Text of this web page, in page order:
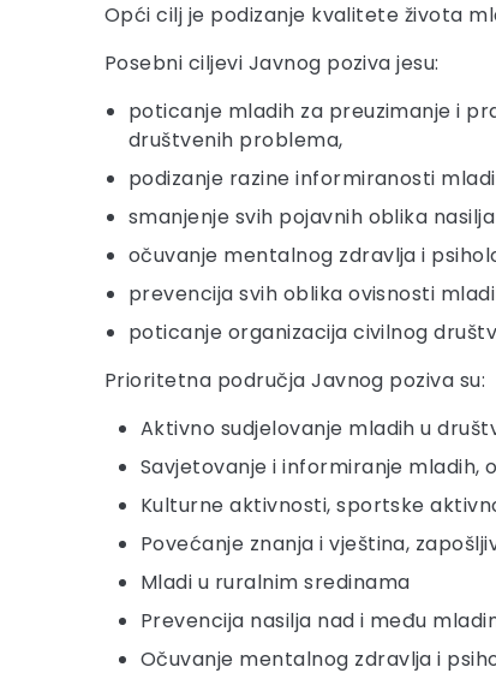
Opći cilj je podizanje kvalitete života
Posebni ciljevi Javnog poziva jesu:
poticanje mladih za preuzimanje i
društvenih problema,
podizanje razine informiranosti
smanjenje svih pojavnih oblika
očuvanje mentalnog zdravlja i
prevencija svih oblika ovisnosti
poticanje organizacija civilnog
Prioritetna područja Javnog poziva su:
Aktivno sudjelovanje mladih u
Savjetovanje i informiranje mladih,
Kulturne aktivnosti, sportske
Povećanje znanja i vještina,
Mladi u ruralnim sredinama
Prevencija nasilja nad i među
Očuvanje mentalnog zdravlja i